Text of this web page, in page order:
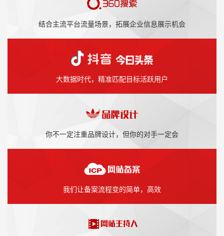
结合主流平台流量场景，拓展企业信息展示机会
大数据时代，精准匹配目标活跃用户
你不一定注重品牌设计，但你的对手一定会
我们让备案流程变的简单，高效